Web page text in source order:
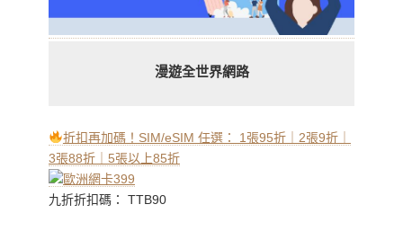
漫遊全世界網路
折扣再加碼！SIM/eSIM 任選： 1張95折｜2張9折｜
3張88折｜5張以上85折
九折折扣碼： TTB90